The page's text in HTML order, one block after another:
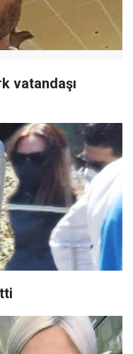
vatandaşı